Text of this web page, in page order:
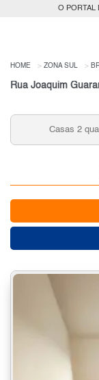
O PORTAL
HOME ZONA SUL
Rua Joaquim